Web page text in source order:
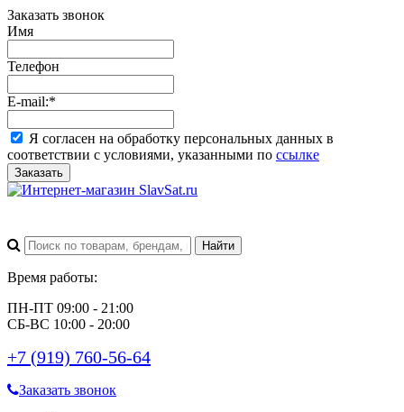
Заказать звонок
Имя
Телефон
E-mail:*
Я согласен на обработку персональных данных в
соответствии с условиями, указанными по ссылке
Заказать
Время работы:
ПН-ПТ 09:00 - 21:00
СБ-ВС 10:00 - 20:00
+7 (919) 760-56-64
Заказать звонок